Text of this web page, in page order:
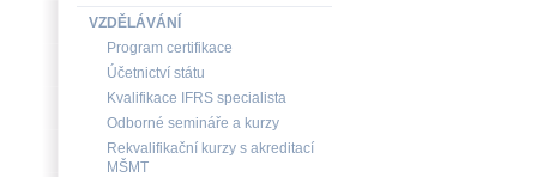
VZDĚLÁVÁNÍ
Program certifikace
Účetnictví státu
Kvalifikace IFRS specialista
Odborné semináře a kurzy
Rekvalifikační kurzy s akreditací
MŠMT